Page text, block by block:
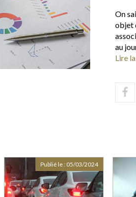
On
objet
au
Lire
Publié le : 05/03/2024